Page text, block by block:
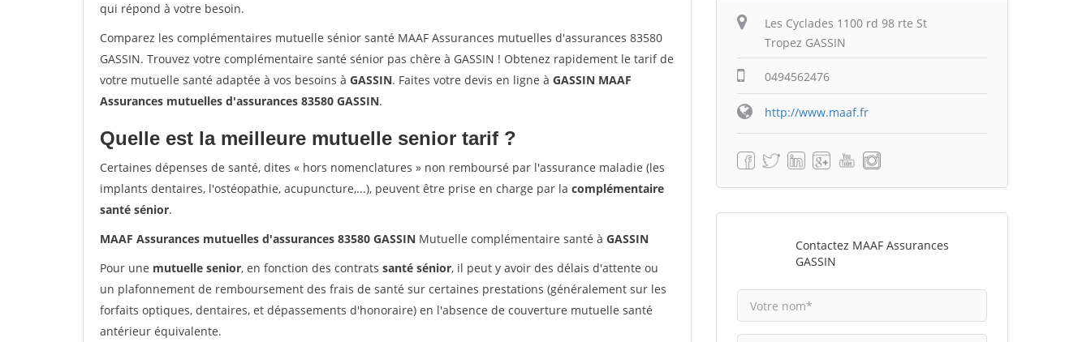
qui répond à votre besoin.
Comparez les complémentaires mutuelle sénior santé MAAF Assurances mutuelles d'assurances 83580
GASSIN. Trouvez votre complémentaire santé sénior pas chère à GASSIN ! Obtenez rapidement le tarif de
votre mutuelle santé adaptée à vos besoins à GASSIN. Faites votre devis en ligne à GASSIN MAAF
Assurances mutuelles d'assurances 83580 GASSIN.
Quelle est la meilleure mutuelle senior tarif ?
Certaines dépenses de santé, dites « hors nomenclatures » non remboursé par l'assurance maladie (les
implants dentaires, l'ostéopathie, acupuncture,...), peuvent être prise en charge par la complémentaire
santé sénior.
MAAF Assurances mutuelles d'assurances 83580 GASSIN Mutuelle complémentaire santé à GASSIN
Pour une mutuelle senior, en fonction des contrats santé sénior, il peut y avoir des délais d'attente ou
un plafonnement de remboursement des frais de santé sur certaines prestations (généralement sur les
forfaits optiques, dentaires, et dépassements d'honoraire) en l'absence de couverture mutuelle santé
antérieur équivalente.
Les Cyclades 1100 rd 98 rte St
Tropez GASSIN
0494562476
http://www.maaf.fr
Contactez MAAF Assurances
GASSIN